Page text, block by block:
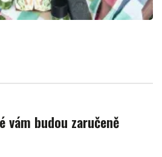
vám budou zaručeně